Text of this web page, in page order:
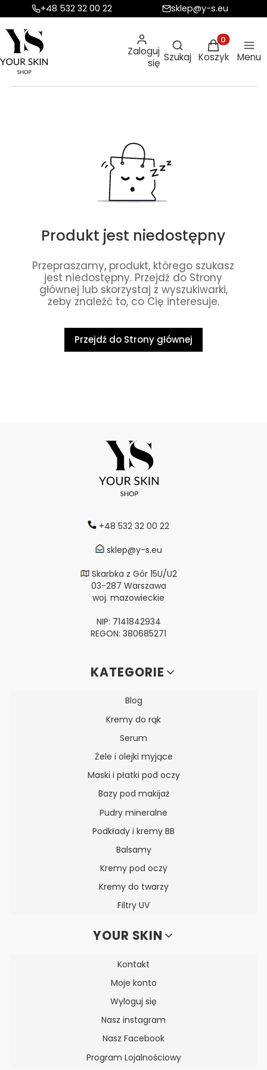
+48 532 32 00 22 sklep@y-s.eu
Zaloguj
się
Otwórz
Szukaj
Produkty w
Koszyk Menu
Produkt jest niedostępny
Przepraszamy, produkt, którego szukasz
jest niedostępny. Przejdź do Strony
głównej lub skorzystaj z wyszukiwarki,
żeby znaleźć to, co Cię interesuje.
Przejdź do Strony głównej
+48 532 32 00 22
sklep@y-s.eu
Skarbka z Gór 15U/U2
03-287 Warszawa
woj. mazowieckie
NIP: 7141842934
REGON: 380685271
Linki w stopceKATEGORIE
Blog
Kremy do rąk
Serum
Żele i olejki myjące
Maski i płatki pod oczy
Bazy pod makijaż
Pudry mineralne
Podkłady i kremy BB
Balsamy
Kremy pod oczy
Kremy do twarzy
Filtry UV
YOUR SKIN
Kontakt
Moje konto
Wyloguj się
Nasz instagram
Nasz Facebook
Program Lojalnościowy